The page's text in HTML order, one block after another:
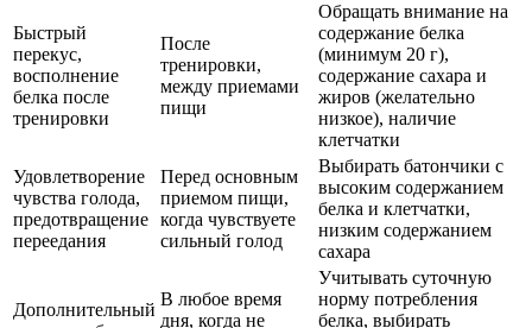
Быстрый
перекус,
восполнение
белка после
тренировки
После
тренировки,
между приемами
пищи
Обращать внимание на
содержание белка
(минимум 20 г),
содержание сахара и
жиров (желательно
низкое), наличие
клетчатки
Удовлетворение
чувства голода,
предотвращение
переедания
Перед основным
приемом пищи,
когда чувствуете
сильный голод
Выбирать батончики с
высоким содержанием
белка и клетчатки,
низким содержанием
сахара
Дополнительный
В любое время
дня, когда не
Учитывать суточную
норму потребления
белка, выбирать